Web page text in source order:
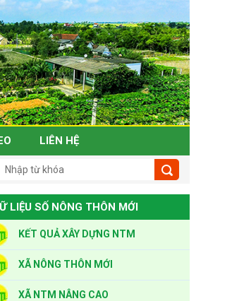
LIÊN HỆ
TRANG THÔNG TIN NÔNG THÔN MỚI TỈNH
LIỆU SỐ NÔNG THÔN MỚI
KẾT QUẢ XÂY DỰNG NTM
XÃ NÔNG THÔN MỚI
XÃ NTM NÂNG CAO